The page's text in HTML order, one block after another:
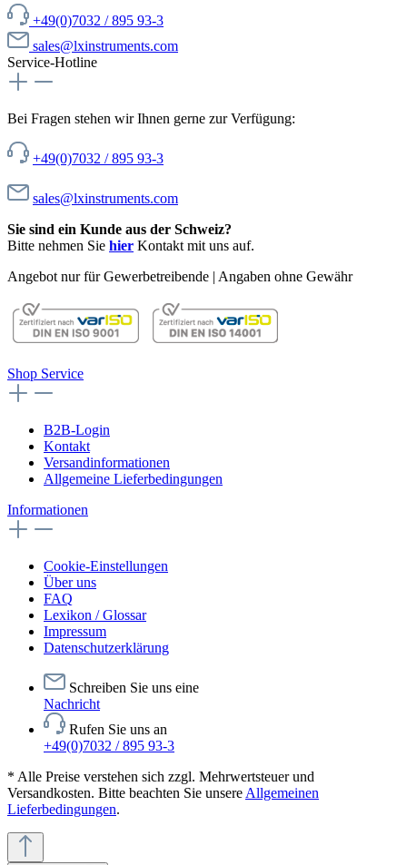
+49(0)7032 / 895 93-3
sales@lxinstruments.com
Service-Hotline
Bei Fragen stehen wir Ihnen gerne zur Verfügung:
+49(0)7032 / 895 93-3
sales@lxinstruments.com
Sie sind ein Kunde aus der Schweiz?
Bitte nehmen Sie hier Kontakt mit uns auf.
Angebot nur für Gewerbetreibende | Angaben ohne Gewähr
Shop Service
B2B-Login
Kontakt
Versandinformationen
Allgemeine Lieferbedingungen
Informationen
Cookie-Einstellungen
Über uns
FAQ
Lexikon / Glossar
Impressum
Datenschutzerklärung
Schreiben Sie uns eine
Nachricht
Rufen Sie uns an
+49(0)7032 / 895 93-3
* Alle Preise verstehen sich zzgl. Mehrwertsteuer und
Versandkosten. Bitte beachten Sie unsere Allgemeinen
Lieferbedingungen.